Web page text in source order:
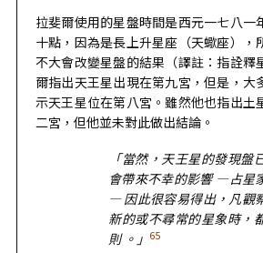
拉斐爾使用的星盤時間是西元一七八一
十點，因為是長上升星座（天蠍座），
不大會改變星盤的結果（譯註：指詮釋
爾指出天王星出現在第九宮，但是，大
示天王星位在第八宮。雖然他也指出土
二宮，但他並未對此做出結論。
「當然，天王星的發現
會帶來不幸的影響 —占星
— 因此很容易得出，凡觀
新的或不尋常的星象時，
則 。」 65